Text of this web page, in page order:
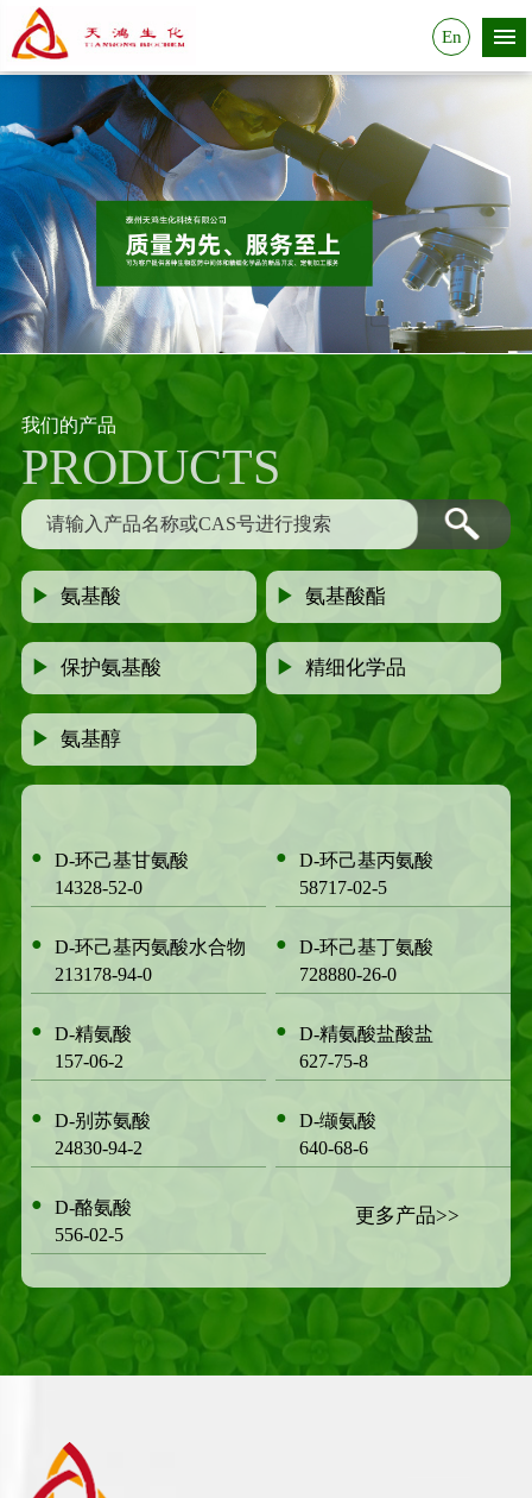
En
我们的产品
PRODUCTS
▶氨基酸 ▶氨基酸酯
▶保护氨基酸 ▶精细化学品
▶氨基醇
●
D-环己基甘氨酸
14328-52-0
●
D-环己基丙氨酸
58717-02-5
●
D-环己基丙氨酸水合物
213178-94-0
●
D-环己基丁氨酸
728880-26-0
●
D-精氨酸
157-06-2
●
D-精氨酸盐酸盐
627-75-8
●
D-别苏氨酸
24830-94-2
●
D-缬氨酸
640-68-6
●
D-酪氨酸
556-02-5
更多产品>>